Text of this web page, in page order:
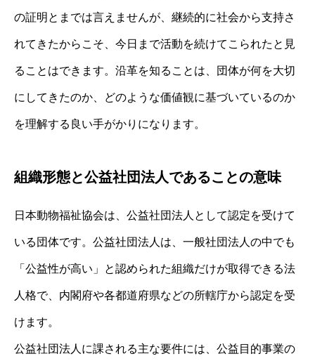
の証明とまでは言えませんが、継続的に社会から支持さ
れてきたからこそ、今日まで活動を続けてこられたと見
ることはできます。沿革を知ることは、団体が何を大切
にしてきたのか、どのような価値観に基づいているのか
を理解する良い手がかりになります。
組織形態と公益社団法人であることの意味
日本動物福祉協会は、公益社団法人として認定を受けて
いる団体です。公益社団法人は、一般社団法人の中でも
「公益性が高い」と認められた組織だけが取得できる法
人格で、内閣府や各都道府県などの所轄庁から認定を受
けます。
公益社団法人に課される主な要件には、公益目的事業の